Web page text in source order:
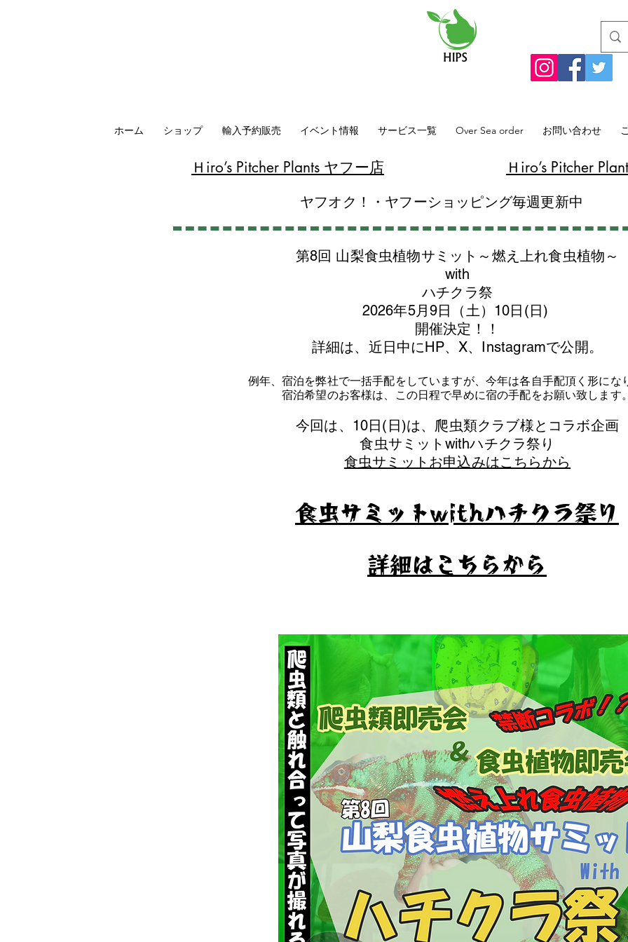
ホーム ショップ 輸入予約販売 イベント情報 サービス一覧 Over Sea order お問い合わせ
​Ｈiro’s Pitcher Plants ヤフー店 Ｈiro’s Pitcher
ヤフオク！・ヤフーショッピング毎週更新中
第8回 山梨食虫植物サミット～燃え上れ食虫植物～
with
​ハチクラ祭
2026年5月9日（土）10日(日)
​開催決定！！
詳細は、近日中にHP、X、Instagramで公開。
例年、宿泊を弊社で一括手配をしていますが、今年は各自手配頂く形にな
​宿泊希望のお客様は、この日程で早めに宿の手配をお願い致します。
​今回は、10日(日)は、爬虫類クラブ様とコラボ企画
​食虫サミットwithハチクラ祭り
食虫サミットお申込みはこちらから
食虫サミットwithハチクラ祭り
​詳細はこちらから